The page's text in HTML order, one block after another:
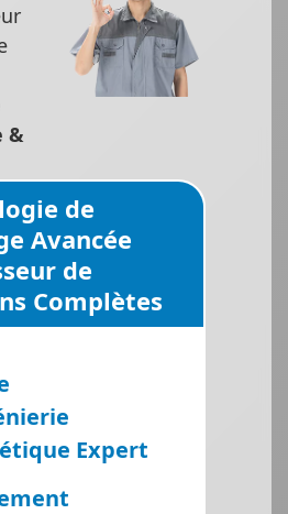
&
de
Avancée
de
Complètes
Expert